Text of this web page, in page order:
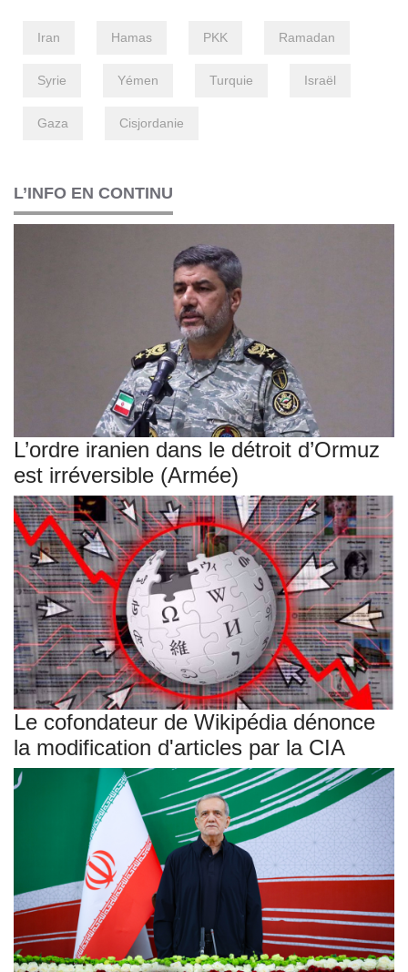
Iran Hamas PKK Ramadan
Syrie Yémen Turquie Israël
Gaza Cisjordanie
L’INFO EN CONTINU
L’ordre iranien dans le détroit d’Ormuz
est irréversible (Armée)
Le cofondateur de Wikipédia dénonce
la modification d'articles par la CIA